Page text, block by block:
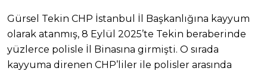
Gürsel Tekin CHP İstanbul İl Başkanlığına kayyum
olarak atanmış, 8 Eylül 2025’te Tekin beraberinde
yüzlerce polisle İl Binasına girmişti. O sırada
kayyuma direnen CHP’liler ile polisler arasında